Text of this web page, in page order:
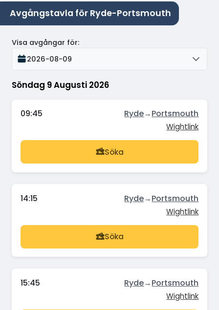
Avgångstavla för Ryde-Portsmouth
Söndag 9 Augusti 2026
Visa avgångar för:
2026-08-09
09:45 Ryde→Portsmouth
Wightlink
Söka
14:15 Ryde→Portsmouth
Wightlink
Söka
15:45 Ryde→Portsmouth
Wightlink